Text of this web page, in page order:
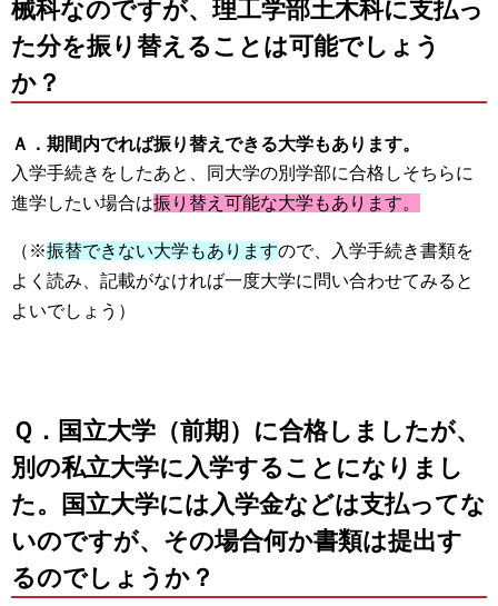
械科なのですが、理工学部土木科に支払っ
た分を振り替えることは可能でしょう
か？
Ａ．期間内でれば振り替えできる大学もあります。
入学手続きをしたあと、同大学の別学部に合格しそちらに
進学したい場合は振り替え可能な大学もあります。
（※振替できない大学もありますので、入学手続き書類を
よく読み、記載がなければ一度大学に問い合わせてみると
よいでしょう）
Ｑ．国立大学（前期）に合格しましたが、
別の私立大学に入学することになりまし
た。国立大学には入学金などは支払ってな
いのですが、その場合何か書類は提出す
るのでしょうか？